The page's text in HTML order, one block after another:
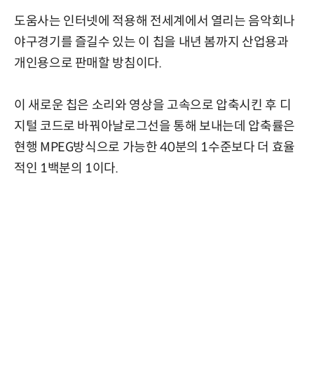
도움사는 인터넷에 적용해 전세계에서 열리는 음악회나
야구경기를 즐길수 있는 이 칩을 내년 봄까지 산업용과
개인용으로 판매할 방침이다.
이 새로운 칩은 소리와 영상을 고속으로 압축시킨 후 디
지털 코드로 바꿔아날로그선을 통해 보내는데 압축률은
현행 MPEG방식으로 가능한 40분의 1수준보다 더 효율
적인 1백분의 1이다.